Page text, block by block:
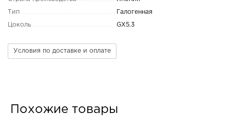
Тип Галогенная
Цоколь GX5.3
Условия по доставке и оплате
Похожие товары